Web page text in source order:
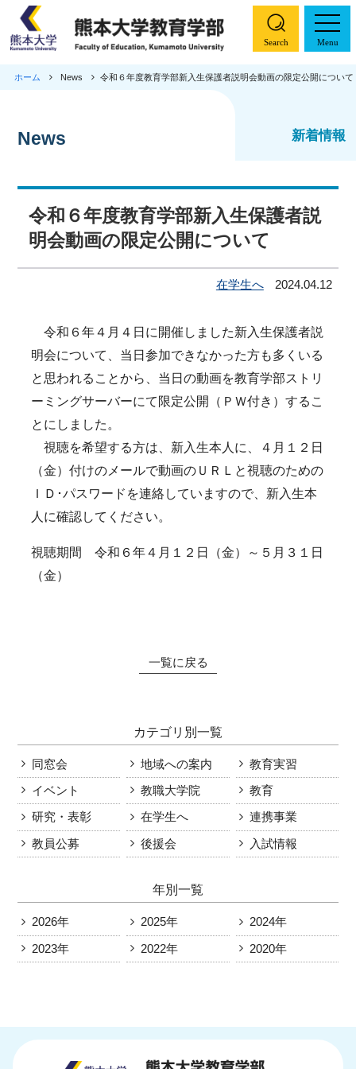
Search
ホーム News 令和６年度教育学部新入生保護者説明会動画の限定公開について
News 新着情報
令和６年度教育学部新入生保護者説
明会動画の限定公開について
在学生へ 2024.04.12
令和６年４月４日に開催しました新入生保護者説
明会について、当日参加できなかった方も多くいる
と思われることから、当日の動画を教育学部ストリ
ーミングサーバーにて限定公開（ＰＷ付き）するこ
とにしました。
視聴を希望する方は、新入生本人に、４月１２日
（金）付けのメールで動画のＵＲＬと視聴のための
ＩＤ･パスワードを連絡していますので、新入生本
人に確認してください。
視聴期間 令和６年４月１２日（金）～５月３１日
（金）
一覧に戻る
カテゴリ別一覧
同窓会 地域への案内 教育実習
イベント 教職大学院 教育
研究・表彰 在学生へ 連携事業
教員公募 後援会 入試情報
年別一覧
2026年 2025年 2024年
2023年 2022年 2020年
Menu
特色ある取り組み
お知らせ
受験生の方
在学生の方
アクセス
附属機関
学内限定（各種様式
等）